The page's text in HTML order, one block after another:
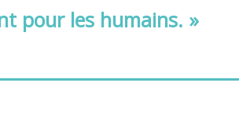
pour les humains. »